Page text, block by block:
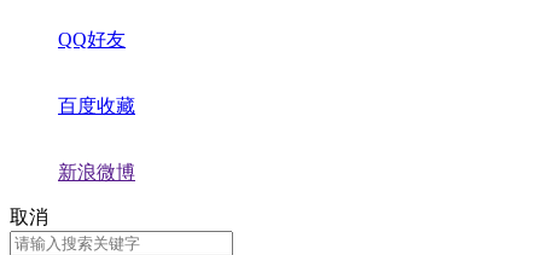
QQ好友
百度收藏
新浪微博
取消